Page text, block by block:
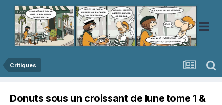
Critiques
Donuts sous un croissant de lune tome 1 &